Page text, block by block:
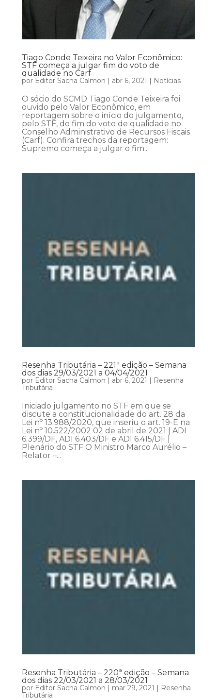
Tiago Conde Teixeira no Valor Econômico:
STF começa a julgar fim do voto de
qualidade no Carf
por Editor Sacha Calmon | abr 6, 2021 | Notícias
O sócio do SCMD Tiago Conde Teixeira foi
ouvido pelo Valor Econômico, em
reportagem sobre o início do julgamento,
pelo STF, do fim do voto de qualidade no
Conselho Administrativo de Recursos Fiscais
(Carf). Confira trechos da reportagem:
Supremo começa a julgar o fim...
Resenha Tributária – 221ª edição – Semana
dos dias 29/03/2021 a 04/04/2021
por Editor Sacha Calmon abr 6, 2021
Resenha
Tributária
Iniciado julgamento no STF em que se
discute a constitucionalidade do art. 28 da
Lei nº 13.988/2020, que inseriu o art. 19-E na
Lei nº 10.522/2002 02 de abril de 2021 | ADI
6.399/DF, ADI 6.403/DF e ADI 6.415/DF |
Plenário do STF O Ministro Marco Aurélio –
Relator –...
Resenha Tributária – 220ª edição – Semana
dos dias 22/03/2021 a 28/03/2021
por Editor Sacha Calmon | mar 29, 2021 | Resenha
Tributária